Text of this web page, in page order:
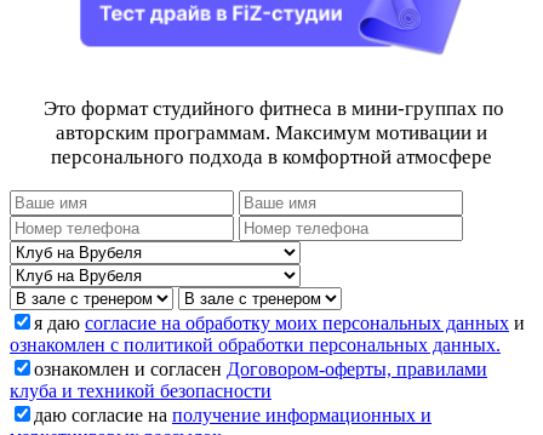
Это формат студийного фитнеса в мини-группах по
авторским программам. Максимум мотивации и
персонального подхода в комфортной атмосфере
я даю согласие на обработку моих персональных данных и
ознакомлен с политикой обработки персональных данных.
ознакомлен и согласен Договором-оферты, правилами
клуба и техникой безопасности
даю согласие на получение информационных и